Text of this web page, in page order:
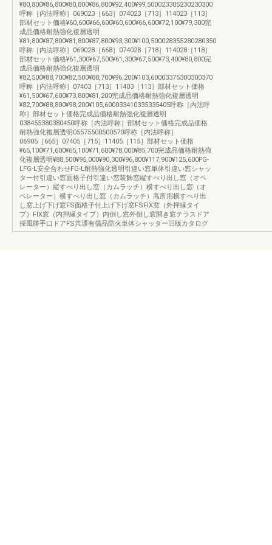
¥80,800¥86,800¥80,800¥86,800¥92,400¥99,500023305230230300
呼称［内法呼称］069023［663］074023［713］114023［113］
部材セット価格¥60,600¥66,600¥60,600¥66,600¥72,100¥79,300完
成品価格耐熱強化複層透明
¥81,800¥87,800¥81,800¥87,800¥93,300¥100,500028355280280350
呼称［内法呼称］069028［668］074028［718］114028［118］
部材セット価格¥61,300¥67,500¥61,300¥67,500¥73,400¥80,800完
成品価格耐熱強化複層透明
¥82,500¥88,700¥82,500¥88,700¥96,200¥103,60003375300300370
呼称［内法呼称］07403［713］11403［113］部材セット価格
¥61,500¥67,600¥73,800¥81,200完成品価格耐熱強化複層透明
¥82,700¥88,800¥98,200¥105,600033410335335405呼称［内法呼
称］部材セット価格完成品価格耐熱強化複層透明
038455380380450呼称［内法呼称］部材セット価格完成品価格
耐熱強化複層透明05575500500570呼称［内法呼称］
06905［665］07405［715］11405［115］部材セット価格
¥65,100¥71,600¥65,100¥71,600¥78,000¥85,700完成品価格耐熱強
化複層透明¥88,500¥95,000¥90,300¥96,800¥117,900¥125,600FG-
LFG-L安全合わせFG-L耐熱強化透明引違い窓単体引違い窓シャッ
ター付引違い窓面格子付引違い窓装飾窓縦すべり出し窓（オペ
レーター）縦すべり出し窓（カムラッチ）横すべり出し窓（オ
ペレーター）横すべり出し窓（カムラッチ）高所用横すべり出
し窓上げ下げ窓FS面格子付上げ下げ窓FSFIX窓（外押縁タイ
プ）FIX窓（内押縁タイプ）内倒し窓外倒し窓開き窓テラスドア
採風勝手口ドアFS共通有償品防火単体シャッター旧版カタログ